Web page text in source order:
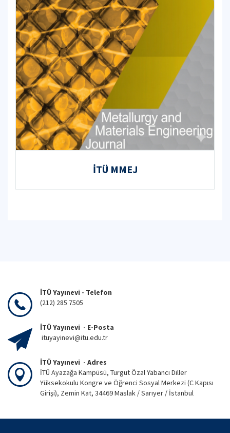
İTÜ MMEJ
İTÜ Yayınevi - Telefon
(212) 285 7505
İTÜ Yayınevi - E-Posta
ituyayinevi@itu.edu.tr
İTÜ Yayınevi - Adres
İTÜ Ayazağa Kampüsü, Turgut Özal Yabancı Diller
Yüksekokulu Kongre ve Öğrenci Sosyal Merkezi (C Kapısı
Girişi), Zemin Kat, 34469 Maslak / Sarıyer / İstanbul